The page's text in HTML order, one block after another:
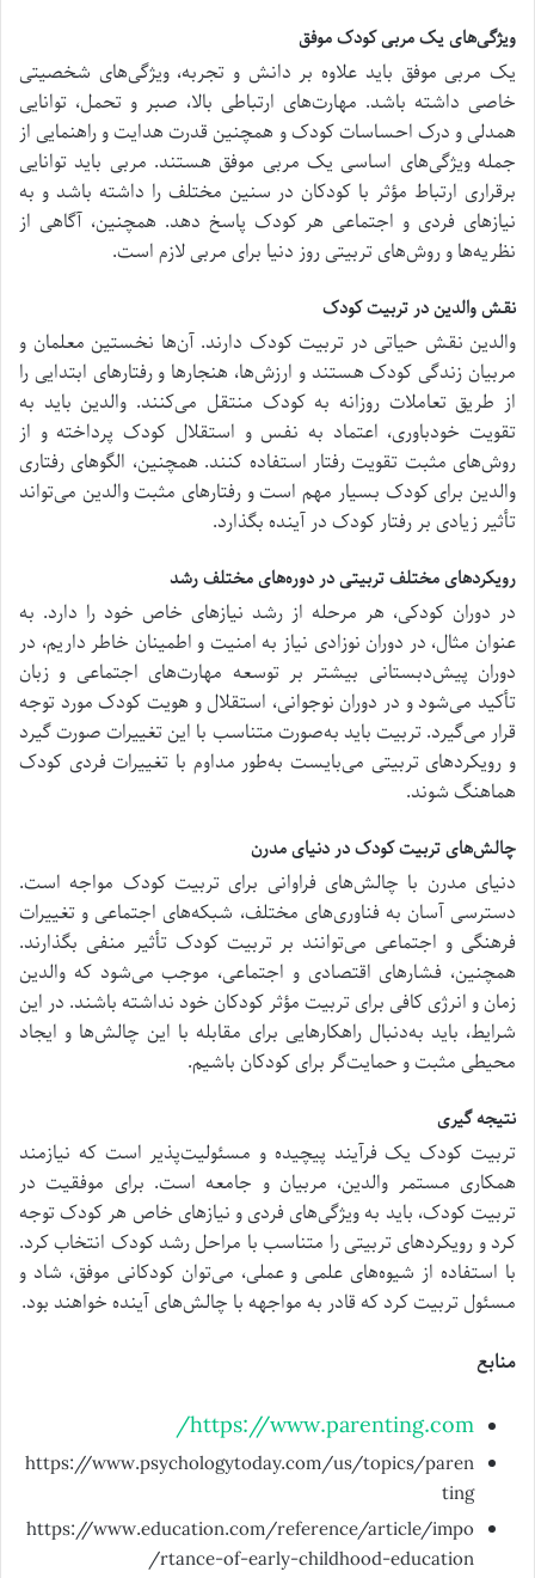
ویژگی‌های یک مربی کودک موفق
یک مربی موفق باید علاوه بر دانش و تجربه، ویژگی‌های شخصیتی
خاصی داشته باشد. مهارت‌های ارتباطی بالا، صبر و تحمل، توانایی
همدلی و درک احساسات کودک و همچنین قدرت هدایت و راهنمایی از
جمله ویژگی‌های اساسی یک مربی موفق هستند. مربی باید توانایی
برقراری ارتباط مؤثر با کودکان در سنین مختلف را داشته باشد و به
نیازهای فردی و اجتماعی هر کودک پاسخ دهد. همچنین، آگاهی از
نظریه‌ها و روش‌های تربیتی روز دنیا برای مربی لازم است.
نقش والدین در تربیت کودک
والدین نقش حیاتی در تربیت کودک دارند. آن‌ها نخستین معلمان و
مربیان زندگی کودک هستند و ارزش‌ها، هنجارها و رفتارهای ابتدایی را
از طریق تعاملات روزانه به کودک منتقل می‌کنند. والدین باید به
تقویت خودباوری، اعتماد به نفس و استقلال کودک پرداخته و از
روش‌های مثبت تقویت رفتار استفاده کنند. همچنین، الگوهای رفتاری
والدین برای کودک بسیار مهم است و رفتارهای مثبت والدین می‌تواند
تأثیر زیادی بر رفتار کودک در آینده بگذارد.
رویکردهای مختلف تربیتی در دوره‌های مختلف رشد
در دوران کودکی، هر مرحله از رشد نیازهای خاص خود را دارد. به
عنوان مثال، در دوران نوزادی نیاز به امنیت و اطمینان خاطر داریم، در
دوران پیش‌دبستانی بیشتر بر توسعه مهارت‌های اجتماعی و زبان
تأکید می‌شود و در دوران نوجوانی، استقلال و هویت کودک مورد توجه
قرار می‌گیرد. تربیت باید به‌صورت متناسب با این تغییرات صورت گیرد
و رویکردهای تربیتی می‌بایست به‌طور مداوم با تغییرات فردی کودک
هماهنگ شوند.
چالش‌های تربیت کودک در دنیای مدرن
دنیای مدرن با چالش‌های فراوانی برای تربیت کودک مواجه است.
دسترسی آسان به فناوری‌های مختلف، شبکه‌های اجتماعی و تغییرات
فرهنگی و اجتماعی می‌توانند بر تربیت کودک تأثیر منفی بگذارند.
همچنین، فشارهای اقتصادی و اجتماعی، موجب می‌شود که والدین
زمان و انرژی کافی برای تربیت مؤثر کودکان خود نداشته باشند. در این
شرایط، باید به‌دنبال راهکارهایی برای مقابله با این چالش‌ها و ایجاد
محیطی مثبت و حمایت‌گر برای کودکان باشیم.
نتیجه گیری
تربیت کودک یک فرآیند پیچیده و مسئولیت‌پذیر است که نیازمند
همکاری مستمر والدین، مربیان و جامعه است. برای موفقیت در
تربیت کودک، باید به ویژگی‌های فردی و نیازهای خاص هر کودک توجه
کرد و رویکردهای تربیتی را متناسب با مراحل رشد کودک انتخاب کرد.
با استفاده از شیوه‌های علمی و عملی، می‌توان کودکانی موفق، شاد و
مسئول تربیت کرد که قادر به مواجهه با چالش‌های آینده خواهند بود.
منابع
https://www.parenting.com/
https://www.psychologytoday.com/us/topics/paren
ting
https://www.education.com/reference/article/impo
rtance-of-early-childhood-education/